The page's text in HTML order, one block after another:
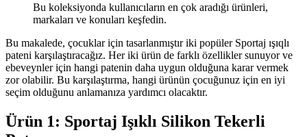
Bu koleksiyonda kullanıcıların en çok aradığı ürünleri,
markaları ve konuları keşfedin.
Bu makalede, çocuklar için tasarlanmıştır iki popüler Sportaj ışıqlı
pateni karşılaştıracağız. Her iki ürün de farklı özellikler sunuyor ve
ebeveynler için hangi patenin daha uygun olduğuna karar vermek
zor olabilir. Bu karşılaştırma, hangi ürünün çocuğunuz için en iyi
seçim olduğunu anlamanıza yardımcı olacaktır.
Ürün 1: Sportaj Işıklı Silikon Tekerli